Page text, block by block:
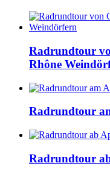
Radrundtour
Rhône
Radrundtour
Radrundtour